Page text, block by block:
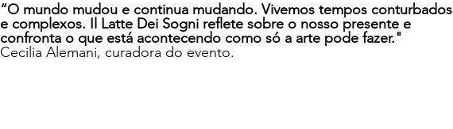
“O mundo mudou e continua mudando. Vivemos tempos conturbados
e complexos. Il Latte Dei Sogni reflete sobre o nosso presente e
confronta o que está acontecendo como só a arte pode fazer."
Cecilia Alemani, curadora do evento.